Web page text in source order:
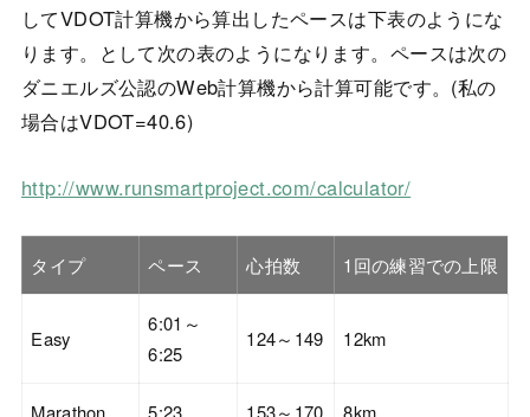
してVDOT計算機から算出したペースは下表のようにな
ります。として次の表のようになります。ペースは次の
ダニエルズ公認のWeb計算機から計算可能です。(私の
場合はVDOT=40.6)
http://www.runsmartproject.com/calculator/
タイプ ペース 心拍数 1回の練習での上限
Easy
6:01～
6:25
124～149 12km
Marathon 5:23 153～170 8km